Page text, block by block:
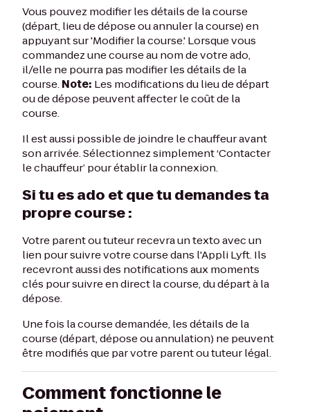
Vous pouvez modifier les détails de la course
(départ, lieu de dépose ou annuler la course) en
appuyant sur 'Modifier la course.' Lorsque vous
commandez une course au nom de votre ado,
il/elle ne pourra pas modifier les détails de la
course.Note: Les modifications du lieu de départ
ou de dépose peuvent affecter le coût de la
course.
Il est aussi possible de joindre le chauffeur avant
son arrivée. Sélectionnez simplement ‘Contacter
le chauffeur’ pour établir la connexion.
Si tu es ado et que tu demandes ta
propre course :
Votre parent ou tuteur recevra un texto avec un
lien pour suivre votre course dans l'Appli Lyft. Ils
recevront aussi des notifications aux moments
clés pour suivre en direct la course, du départ à la
dépose.
Une fois la course demandée, les détails de la
course (départ, dépose ou annulation) ne peuvent
être modifiés que par votre parent ou tuteur légal.
Comment fonctionne le